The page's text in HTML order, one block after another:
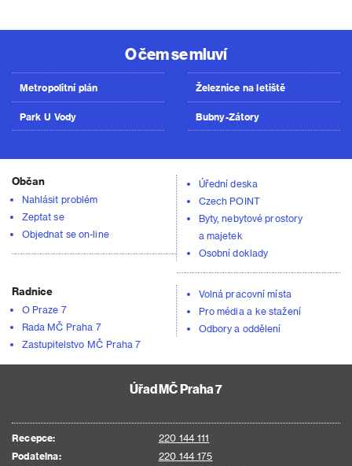
O čem se mluví
Metropolitní plán
Park U Vody
Železnice na letiště
Bubny-Zátory
Občan
Nahlásit problém
Zeptat se
Objednat se on-line
Úřední deska
Czech POINT
Byty, nebytové prostory
a majetek
Osobní doklady
Radnice
O Praze 7
Rada MČ Praha 7
Zastupitelstvo MČ Praha 7
Volná pracovní místa
Pro média a ke stažení
Odbory a oddělení
Úřad MČ Praha 7
Recepce:
220 144 111
Podatelna:
220 144 175